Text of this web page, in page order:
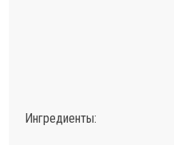
Ингредиенты: